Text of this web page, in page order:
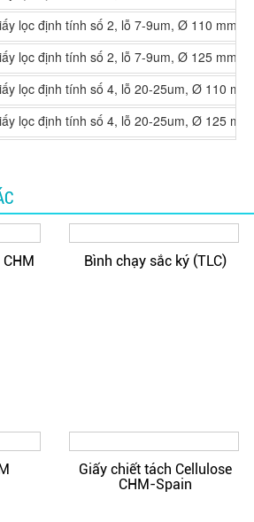
lọc định tính số 2, lỗ 7-9um, Ø 110
lọc định tính số 2, lỗ 7-9um, Ø 125
lọc định tính số 4, lỗ 20-25um, Ø 110
lọc định tính số 4, lỗ 20-25um, Ø 125
Bình chạy sắc ký (TLC)
Giấy chiết tách Cellulose
CHM-Spain